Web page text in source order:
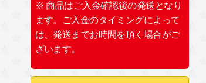
※ 商品はご入金確認後の発送となり
ます。ご入金のタイミングによって
は、発送までお時間を頂く場合がご
ざいます。